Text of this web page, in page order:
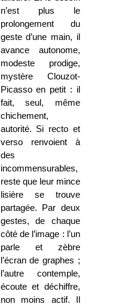
n’est plus le
prolongement du
geste d’une main, il
avance autonome,
modeste prodige,
mystère Clouzot-
Picasso en petit : il
fait, seul, même
chichement,
autorité. Si recto et
verso renvoient à
des
incommensurables,
reste que leur mince
lisière se trouve
partagée. Par deux
gestes, de chaque
côté de l’image : l’un
parle et zèbre
l’écran de graphes ;
l’autre contemple,
écoute et déchiffre,
non moins actif. Il